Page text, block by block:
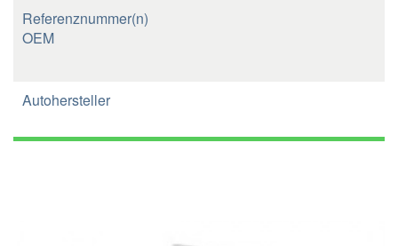
Referenznummer(n)
OEM
Autohersteller